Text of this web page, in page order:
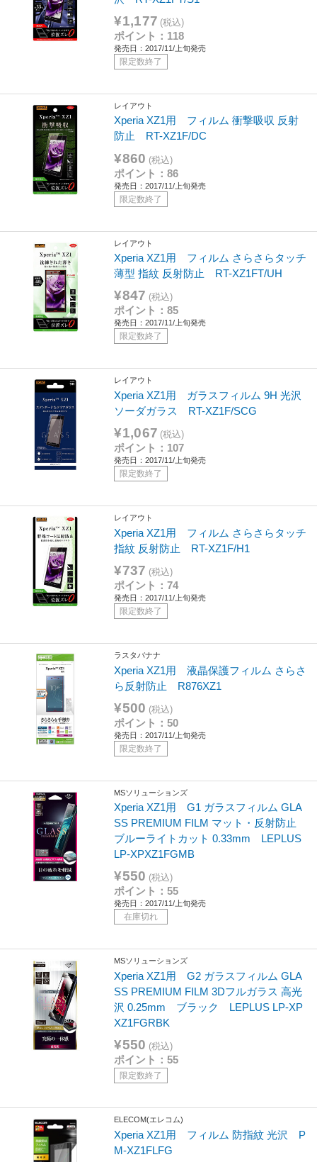
¥1,177 (税込)
ポイント：118
発売日：2017/11/上旬発売
限定数終了
レイアウト
Xperia XZ1用 フィルム 衝撃吸収 反射
防止 RT-XZ1F/DC
¥860 (税込)
ポイント：86
発売日：2017/11/上旬発売
限定数終了
レイアウト
Xperia XZ1用 フィルム さらさらタッチ
薄型 指紋 反射防止 RT-XZ1FT/UH
¥847 (税込)
ポイント：85
発売日：2017/11/上旬発売
限定数終了
レイアウト
Xperia XZ1用 ガラスフィルム 9H 光沢
ソーダガラス RT-XZ1F/SCG
¥1,067 (税込)
ポイント：107
発売日：2017/11/上旬発売
限定数終了
レイアウト
Xperia XZ1用 フィルム さらさらタッチ
指紋 反射防止 RT-XZ1F/H1
¥737 (税込)
ポイント：74
発売日：2017/11/上旬発売
限定数終了
ラスタバナナ
Xperia XZ1用 液晶保護フィルム さらさ
ら反射防止 R876XZ1
¥500 (税込)
ポイント：50
発売日：2017/11/上旬発売
限定数終了
MSソリューションズ
Xperia XZ1用 G1 ガラスフィルム GLA
SS PREMIUM FILM マット・反射防止
ブルーライトカット 0.33mm LEPLUS
LP-XPXZ1FGMB
¥550 (税込)
ポイント：55
発売日：2017/11/上旬発売
在庫切れ
MSソリューションズ
Xperia XZ1用 G2 ガラスフィルム GLA
SS PREMIUM FILM 3Dフルガラス 高光
沢 0.25mm ブラック LEPLUS LP-XP
XZ1FGRBK
¥550 (税込)
ポイント：55
限定数終了
ELECOM(エレコム)
Xperia XZ1用 フィルム 防指紋 光沢 P
M-XZ1FLFG